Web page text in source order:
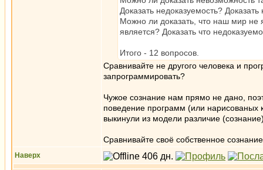
Доказать недоказуемость?
Можно ли доказать, что наш мир не
является? Доказать что
Итого - 12 вопросов.
Сравнивайте не другого человека и
запрограммировать?
Чужое сознание нам прямо не дано,
поведение программ (или нарисованых
выкинули из модели различие
Сравнивайте своё собственное
Наверх